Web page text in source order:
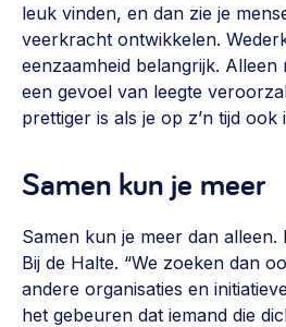
leuk vinden, en dan zie je
veerkracht ontwikkelen.
eenzaamheid belangrijk.
een gevoel van leegte
prettiger is als je op z’n tijd
Samen kun je meer
Samen kun je meer dan
Bij de Halte. “We zoeken dan
andere organisaties en
het gebeuren dat iemand die